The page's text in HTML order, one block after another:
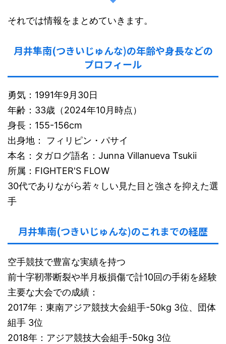
それでは情報をまとめていきます。
月井隼南(つきいじゅんな)の年齢や身長などの
プロフィール
勇気：1991年9月30日
年齢：33歳（2024年10月時点）
身長：155-156cm
出身地： フィリピン・パサイ
本名：タガログ語名：Junna Villanueva Tsukii
所属：FIGHTER'S FLOW
30代でありながら若々しい見た目と強さを抑えた選
手
月井隼南(つきいじゅんな)のこれまでの経歴
空手競技で豊富な実績を持つ
前十字靭帯断裂や半月板損傷で計10回の手術を経験
主要な大会での成績：
2017年：東南アジア競技大会組手-50kg 3位、団体
組手 3位
2018年：アジア競技大会組手-50kg 3位